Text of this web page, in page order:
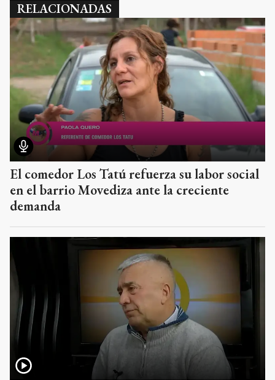
RELACIONADAS
El comedor Los Tatú refuerza su labor social
en el barrio Movediza ante la creciente
demanda